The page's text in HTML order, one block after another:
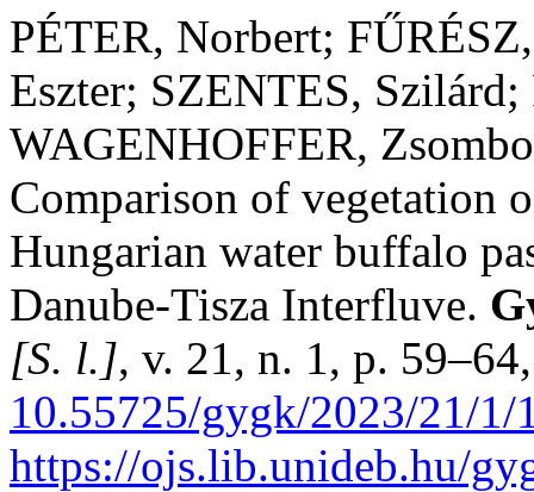
PÉTER, Norbert;
Eszter; SZENTES,
WAGENHOFFER,
Comparison of vegetation
Hungarian water buffalo
Danube-Tisza Interfluve.
[S. l.], v. 21, n. 1, p.
10.55725/gygk/2023/21/1/
https://ojs.lib.unideb.hu/